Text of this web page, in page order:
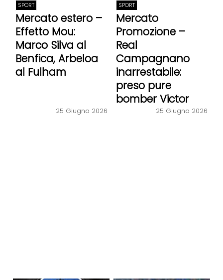
SPORT
Mercato estero –
Effetto Mou:
Marco Silva al
Benfica, Arbeloa
al Fulham
25 Giugno 2026
SPORT
Mercato
Promozione –
Real
Campagnano
inarrestabile:
preso pure
bomber Victor
25 Giugno 2026